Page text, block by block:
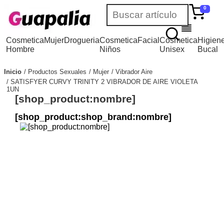
0
Cosmetica
Hombre
MujerDrogueriaCosmetica
Niños
FacialCosmetica
Unisex
Bucal
Inicio Productos Sexuales Mujer
Vibrador Aire
SATISFYER CURVY TRINITY 2 VIBRADOR DE AIRE VIOLETA
1UN
[shop_product:nombre]
[shop_product:shop_brand:nombre]